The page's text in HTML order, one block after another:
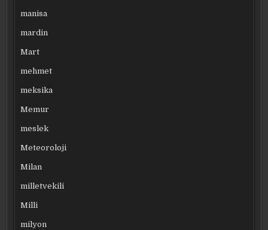
manisa
mardin
Mart
mehmet
meksika
Memur
meslek
Meteoroloji
Milan
milletvekili
Milli
milyon